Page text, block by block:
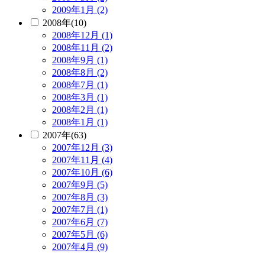
2009年1月 (2)
2008年(10)
2008年12月 (1)
2008年11月 (2)
2008年9月 (1)
2008年8月 (2)
2008年7月 (1)
2008年3月 (1)
2008年2月 (1)
2008年1月 (1)
2007年(63)
2007年12月 (3)
2007年11月 (4)
2007年10月 (6)
2007年9月 (5)
2007年8月 (3)
2007年7月 (1)
2007年6月 (7)
2007年5月 (6)
2007年4月 (9)